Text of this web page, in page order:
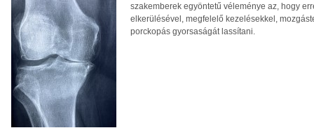
szakemberek egyöntetű véleménye az, hogy
elkerülésével, megfelelő kezelésekkel,
porckopás gyorsaságát lassítani.